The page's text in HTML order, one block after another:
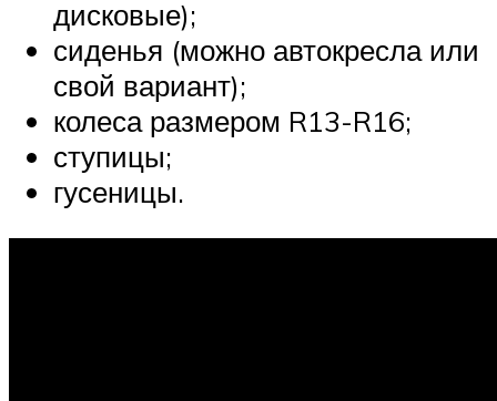
дисковые);
сиденья (можно автокресла или
свой вариант);
колеса размером R13-R16;
ступицы;
гусеницы.